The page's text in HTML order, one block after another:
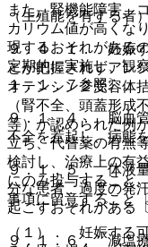
（生殖能を有する者）
９．４．１． 妊娠
とが把握されずアン
オテンシン２受容体
（腎不全、頭蓋形成
等）が認められた例
立ち、代替薬の有無
検討し、治療上の有
にのみ投与すること
事項に留意すること
（１）． 妊娠する
また、腎機能障害、
カリウム値が高くな
現するおそれがある
定期的に実施し、観
１．１．７参照〕。
９．１．４． 脳血
不全を惹起し、病態
９．１．５． 体液
分な患者、過度の発
起こすおそれがある
９．１．６． 減塩